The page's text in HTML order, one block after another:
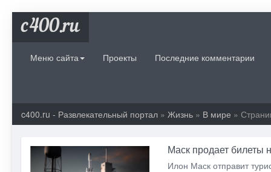
c400.ru
Меню сайта Проекты Последние комментарии
c400.ru - Развлекательный портал» Жизнь» В мире »
Маск продает билеты
Илон Маск отправит